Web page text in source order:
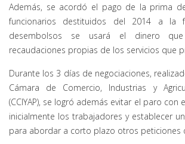
Además, se acordó el pago de la prima
funcionarios destituidos del 2014 a la
desembolsos se usará el dinero
recaudaciones propias de los servicios que
Durante los 3 días de negociaciones,
Cámara de Comercio, Industrias y
(CCIYAP), se logró además evitar el paro con
inicialmente los trabajadores y establecer
para abordar a corto plazo otros peticiones